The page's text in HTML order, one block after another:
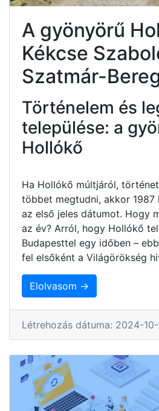
A gyönyörű
Kékcse
Szatmár-
Történelem és
települése: a
Hollókő
Ha Hollókő múltjáról,
többet megtudni, akkor 1987
az első jeles dátumot. Hogy
az év? Arról, hogy Hollókő
Budapesttel egy időben –
fel elsőként a Világörökség
Elolvasom →
Létrehozás dátuma: 2024-